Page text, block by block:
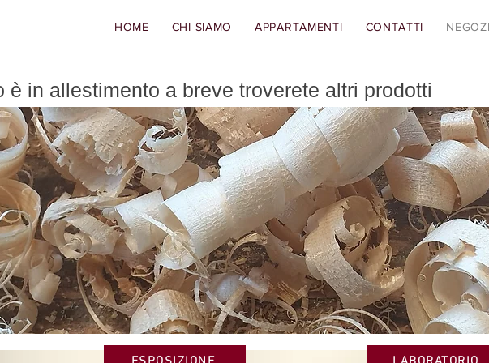
HOME CHI SIAMO APPARTAMENTI CONTATTI
è in allestimento a breve troverete altri prodotti